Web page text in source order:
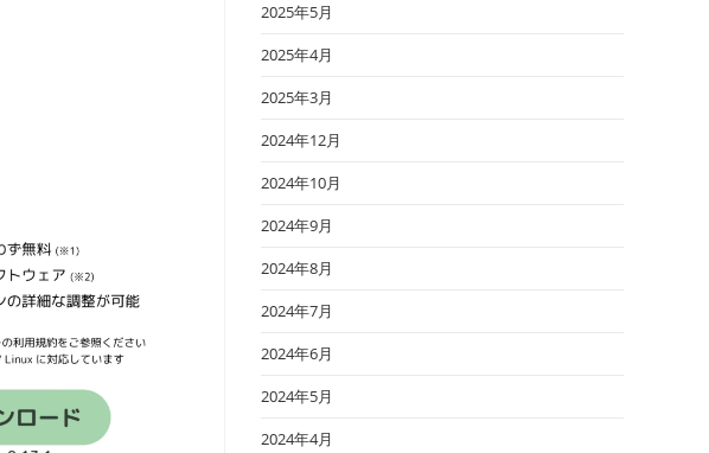
2025年5月
2025年4月
2025年3月
2024年12月
2024年10月
2024年9月
2024年8月
2024年7月
2024年6月
2024年5月
2024年4月